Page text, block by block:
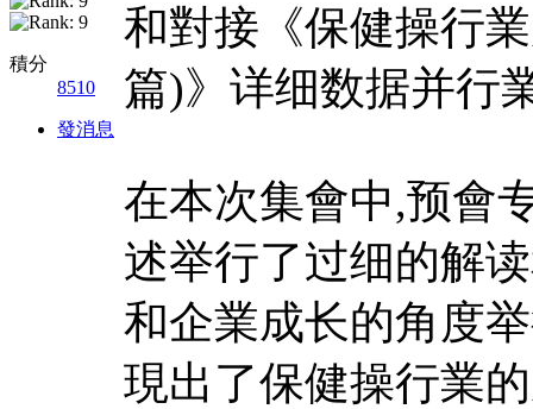
積分
8510
發消息
和對接《保健操行
篇)》详细数据并行
在本次集會中,预會
述举行了过细的解
和企業成长的角度
現出了保健操行業